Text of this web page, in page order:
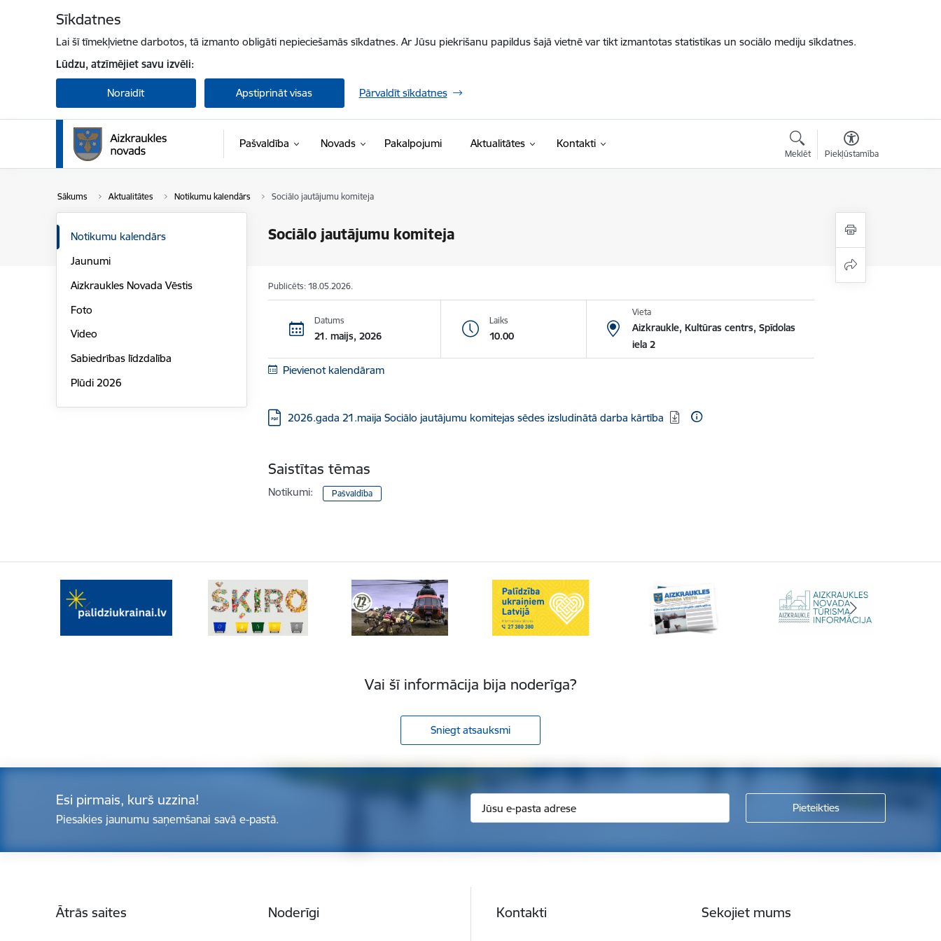
Sīkdatnes
Lai šī tīmekļvietne darbotos, tā izmanto obligāti nepieciešamās sīkdatnes. Ar Jūsu piekrišanu papildus šajā vietnē var tikt izmantotas statistikas un sociālo mediju sīkdatnes.
Lūdzu, atzīmējiet savu izvēli:
Noraidīt Apstiprināt visas Pārvaldīt sīkdatnes
Pašvaldība Novads Pakalpojumi Aktualitātes Kontakti
Meklēt Piekļūstamība
Sākums Aktualitātes Notikumu kalendārs Sociālo jautājumu komiteja
Sociālo jautājumu komiteja
Notikumu kalendārs
Jaunumi
Aizkraukles Novada Vēstis
Foto
Video
Sabiedrības līdzdalība
Plūdi 2026
Publicēts: 18.05.2026.
Datums
21. maijs, 2026
Laiks
10.00
Vieta
Aizkraukle, Kultūras centrs, Spīdolas
iela 2
Pievienot kalendāram
Lejupielādēt:
2026.gada 21.maija Sociālo jautājumu komitejas sēdes izsludinātā darba kārtība
Saistītas tēmas
Notikumi: Pašvaldība
Vai šī informācija bija noderīga?
Sniegt atsauksmi
Esi pirmais, kurš uzzina!
Piesakies jaunumu saņemšanai savā e-pastā.
Ātrās saites Noderīgi Kontakti Sekojiet mums